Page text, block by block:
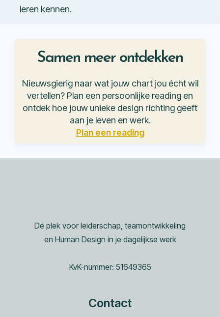
leren kennen.
Samen meer ontdekken
Nieuwsgierig naar wat jouw chart jou écht wil
vertellen? Plan een persoonlijke reading en
ontdek hoe jouw unieke design richting geeft
aan je leven en werk.
Plan een reading
Dé plek voor leiderschap, teamontwikkeling
en Human Design in je dagelijkse werk
KvK-nummer: 51649365
Contact